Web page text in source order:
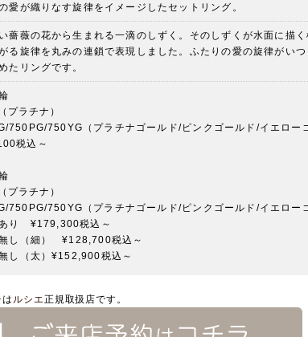
愛が織りなす旋律をイメージしたセットリング。
薔薇の花から生まれる一滴のしずく。そのしずくが水面に描
る旋律を丸みの連鎖で表現しました。ふたりの愛の旋律がい
たリングです。
輪
プラチナ）
750PG/750YG（プラチナゴールド/ピンクゴールド/イエロー
税込～
プラチナ）
750PG/750YG（プラチナゴールド/ピンクゴールド/イエロー
り ¥179,300税込～
し（細） ¥128,700税込～
し（太）¥152,900税込～
は ルシエ正規取扱店です。